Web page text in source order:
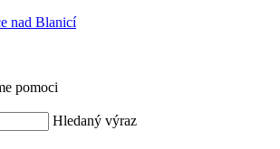
Hledaný výraz